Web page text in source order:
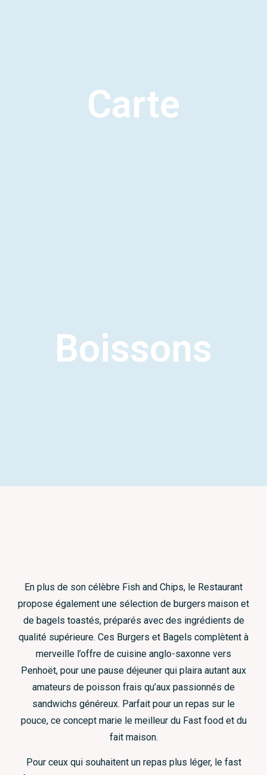
Carte
Boissons
En plus de son célèbre Fish and Chips, le Restaurant
propose également une sélection de burgers maison et
de bagels toastés, préparés avec des ingrédients de
qualité supérieure. Ces Burgers et Bagels complètent à
merveille l’offre de cuisine anglo-saxonne vers
Penhoët, pour une pause déjeuner qui plaira autant aux
amateurs de poisson frais qu’aux passionnés de
sandwichs généreux. Parfait pour un repas sur le
pouce, ce concept marie le meilleur du Fast food et du
fait maison.
Pour ceux qui souhaitent un repas plus léger, le fast